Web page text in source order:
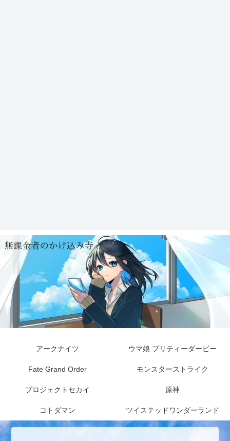
アークナイツ ウマ娘 プリティーダービー
Fate Grand Order モンスターストライク
プロジェクトセカイ 原神
コトダマン ツイステッドワンダーランド